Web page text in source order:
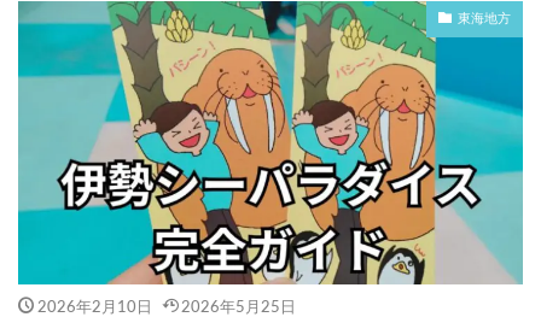
東海地方
2026年2月10日 2026年5月25日